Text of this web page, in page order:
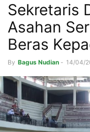
Sekretaris
Asahan
Beras
By Bagus Nudian - 14/04/